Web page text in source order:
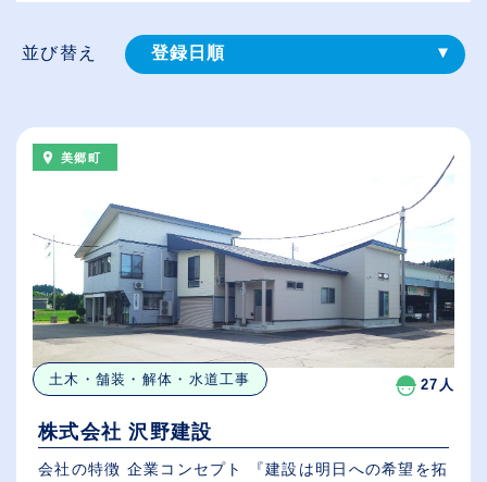
並び替え 登録⽇順
（⾼卒の給与を基準）
休日数が多い順
美郷町
土木・舗装・解体・水道工事 27人
株式会社 沢野建設
会社の特徴 企業コンセプト 『建設は明日への希望を拓